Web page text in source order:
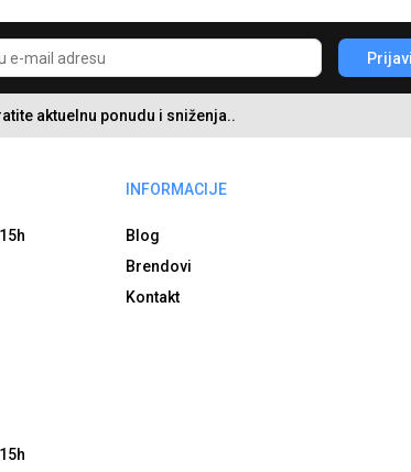
aktuelnu ponudu i sniženja..
INFORMACIJE
Blog
Brendovi
Kontakt